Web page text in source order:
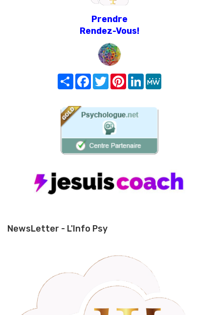
Prendre
Rendez-Vous!
Share FacebookTwitterPinterest
LinkedIn
NewsLetter - L'Info Psy